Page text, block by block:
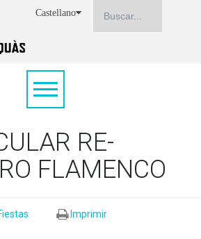
Castellano
RE-
FLAMENCO
Imprimir